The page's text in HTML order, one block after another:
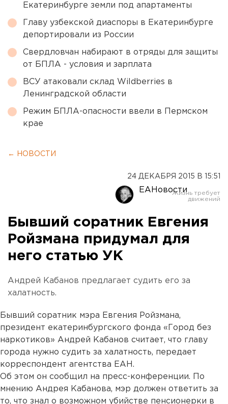
Екатеринбурге земли под апартаменты
Главу узбекской диаспоры в Екатеринбурге
депортировали из России
Свердловчан набирают в отряды для защиты
от БПЛА - условия и зарплата
ВСУ атаковали склад Wildberries в
Ленинградской области
Режим БПЛА-опасности ввели в Пермском
крае
← НОВОСТИ
24 ДЕКАБРЯ 2015 В 15:51
ЕАНовости
Бывший соратник Евгения
Ройзмана придумал для
него статью УК
Андрей Кабанов предлагает судить его за
халатность.
Бывший соратник мэра Евгения Ройзмана,
президент екатеринбургского фонда «Город без
наркотиков» Андрей Кабанов считает, что главу
города нужно судить за халатность, передает
корреспондент агентства ЕАН.
Об этом он сообщил на пресс-конференции. По
мнению Андрея Кабанова, мэр должен ответить за
то, что знал о возможном убийстве пенсионерки в